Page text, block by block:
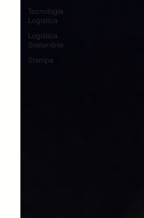
Tecnologia
Logistica
Logistica
Sostenibile
Stampa